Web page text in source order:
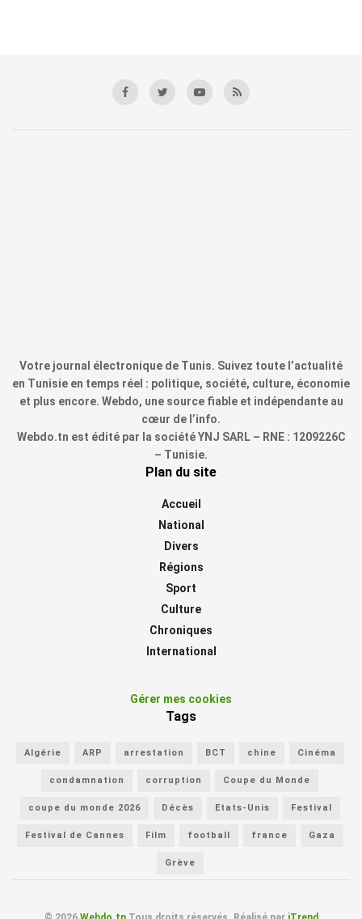
Votre journal électronique de Tunis. Suivez toute l’actualité
en Tunisie en temps réel : politique, société, culture, économie
et plus encore. Webdo, une source fiable et indépendante au
cœur de l’info.
Webdo.tn est édité par la société YNJ SARL – RNE : 1209226C
– Tunisie.
Plan du site
Accueil
National
Divers
Régions
Sport
Culture
Chroniques
International
Gérer mes cookies
Tags
Algérie ARP arrestation BCT chine Cinéma
condamnation corruption Coupe du Monde
coupe du monde 2026 Décès Etats-Unis Festival
Festival de Cannes Film football france Gaza
Grève